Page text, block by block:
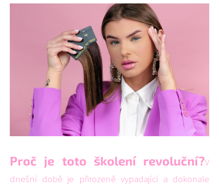
Proč je toto školení revoluční?V
dnešní době je přirozeně vypadající a dokonale